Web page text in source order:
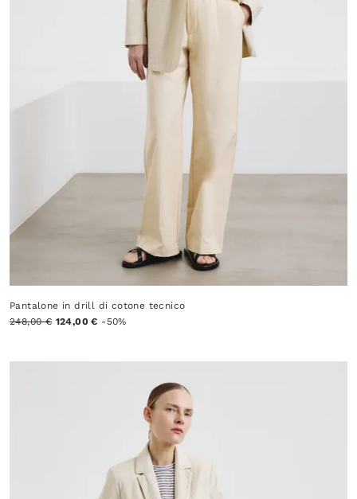
Pantalone in drill di cotone tecnico
248,00 € 124,00 € -50%